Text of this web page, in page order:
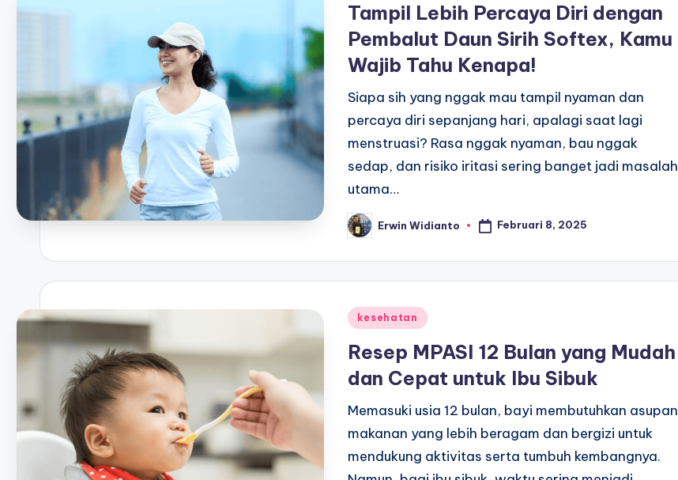
Tampil Lebih Percaya Diri dengan
Pembalut Daun Sirih Softex, Kamu
Wajib Tahu Kenapa!
Siapa sih yang nggak mau tampil nyaman dan
percaya diri sepanjang hari, apalagi saat lagi
menstruasi? Rasa nggak nyaman, bau nggak
sedap, dan risiko iritasi sering banget jadi masalah
utama…
Posted
by
Erwin Widianto Februari 8, 2025
Posted
kesehatan
Resep MPASI 12 Bulan yang Mudah
dan Cepat untuk Ibu Sibuk
Memasuki usia 12 bulan, bayi membutuhkan asupan
makanan yang lebih beragam dan bergizi untuk
mendukung aktivitas serta tumbuh kembangnya.